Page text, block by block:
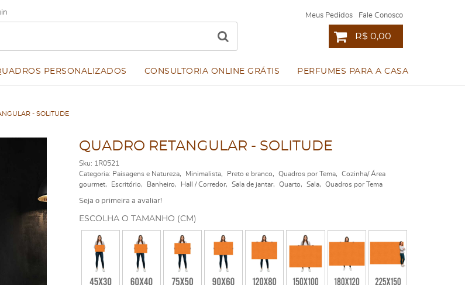
Meus Pedidos Fale Conosco
R$ 0,00
PERSONALIZADOS CONSULTORIA ONLINE GRÁTIS PERFUMES PARA A CASA
- SOLITUDE
QUADRO RETANGULAR - SOLITUDE
Sku: 1R0521
Categoria: Paisagens e Natureza Minimalista Preto e branco Quadros por Tema
Cozinha/ Área
gourmet
Escritório Banheiro Hall / Corredor Sala de jantar Quarto Sala Quadros por Tema
Seja o primeira a avaliar!
ESCOLHA O TAMANHO (CM)